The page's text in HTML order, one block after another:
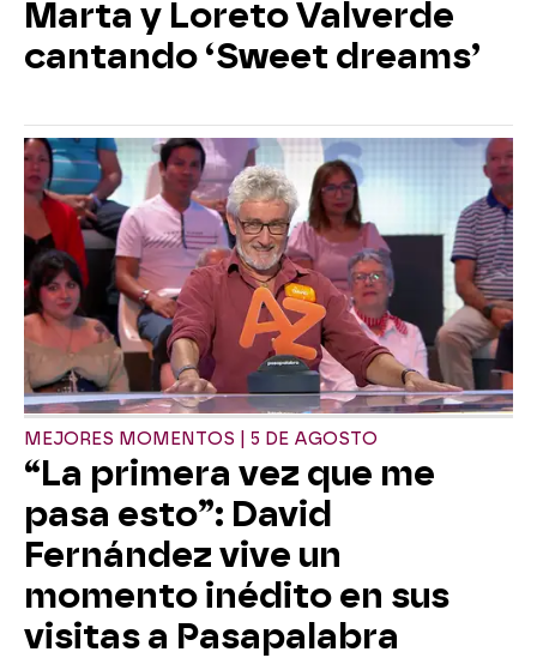
Marta y Loreto Valverde
cantando ‘Sweet dreams’
MEJORES MOMENTOS | 5 DE AGOSTO
“La primera vez que me
pasa esto”: David
Fernández vive un
momento inédito en sus
visitas a Pasapalabra